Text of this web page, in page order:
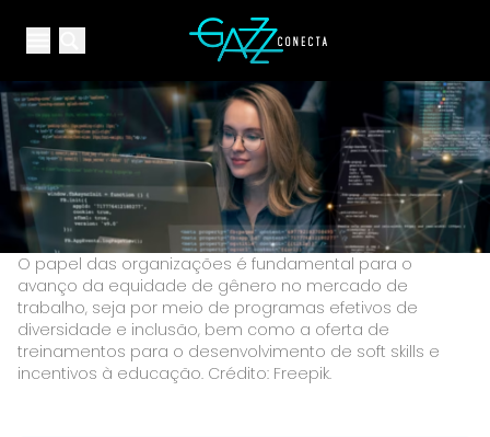
Open main menuYour Company
O papel das organizações é fundamental para o
avanço da equidade de gênero no mercado de
trabalho, seja por meio de programas efetivos de
diversidade e inclusão, bem como a oferta de
treinamentos para o desenvolvimento de soft skills e
incentivos à educação. Crédito: Freepik.